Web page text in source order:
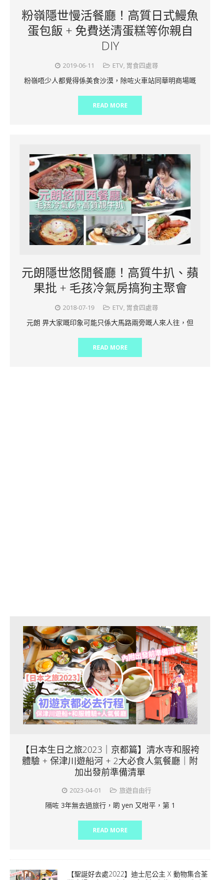
粉嶺隱世慢活餐廳！高質日式鰻魚
蛋包飯 + 免費送清蛋糕等你親自
DIY
2019-06-11 ETV, 胃食四處尋
粉嶺唔少人都覺得係美食沙漠，除咗火車站同華明商場嘅
READ MORE
元朗隱世悠閒餐廳！高質牛扒、蘋
果批 + 毛孩冷氣房搞狗主聚會
2018-07-19 ETV, 胃食四處尋
元朗 畀大家嘅印象可能只係大馬路兩旁嘅人來人往，但
READ MORE
【日本生日之旅2023｜京都篇】清水寺和服袴
體驗 + 保津川遊船河 + 2大必食人氣餐廳｜附
加出發前準備清單
2023-04-01 旅遊自由行
隔咗 3年無去過旅行，啲 yen 又咁平，第 1
READ MORE
【聖誕好去處2022】迪士尼公主 X 動物集合荃